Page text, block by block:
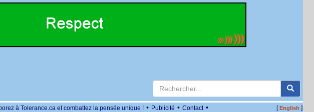
à Tolerance.ca et combattez la pensée unique ! • Publicité • Contact • [English ]